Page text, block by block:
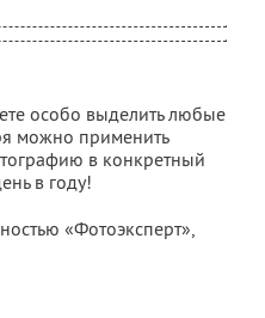
особо выделить любые
можно применить
в конкретный
в году!
«Фотоэксперт»,